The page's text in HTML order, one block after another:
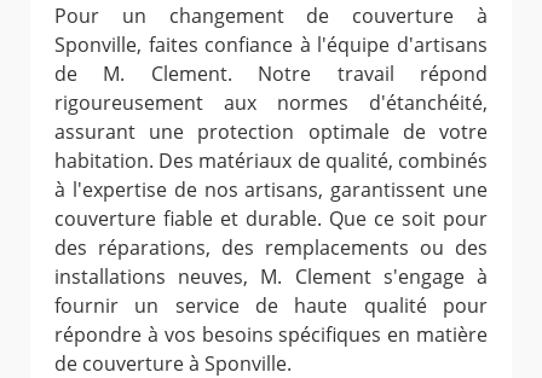
Pour un changement de couverture à
Sponville, faites confiance à l'équipe d'artisans
de M. Clement. Notre travail répond
rigoureusement aux normes d'étanchéité,
assurant une protection optimale de votre
habitation. Des matériaux de qualité, combinés
à l'expertise de nos artisans, garantissent une
couverture fiable et durable. Que ce soit pour
des réparations, des remplacements ou des
installations neuves, M. Clement s'engage à
fournir un service de haute qualité pour
répondre à vos besoins spécifiques en matière
de couverture à Sponville.